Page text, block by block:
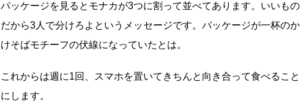
パッケージを見るとモナカが3つに割って並べてあります。いいもの
だから3人で分けろよというメッセージです。パッケージが一杯のか
けそばモチーフの伏線になっていたとは。
これからは週に1回、スマホを置いてきちんと向き合って食べること
にします。